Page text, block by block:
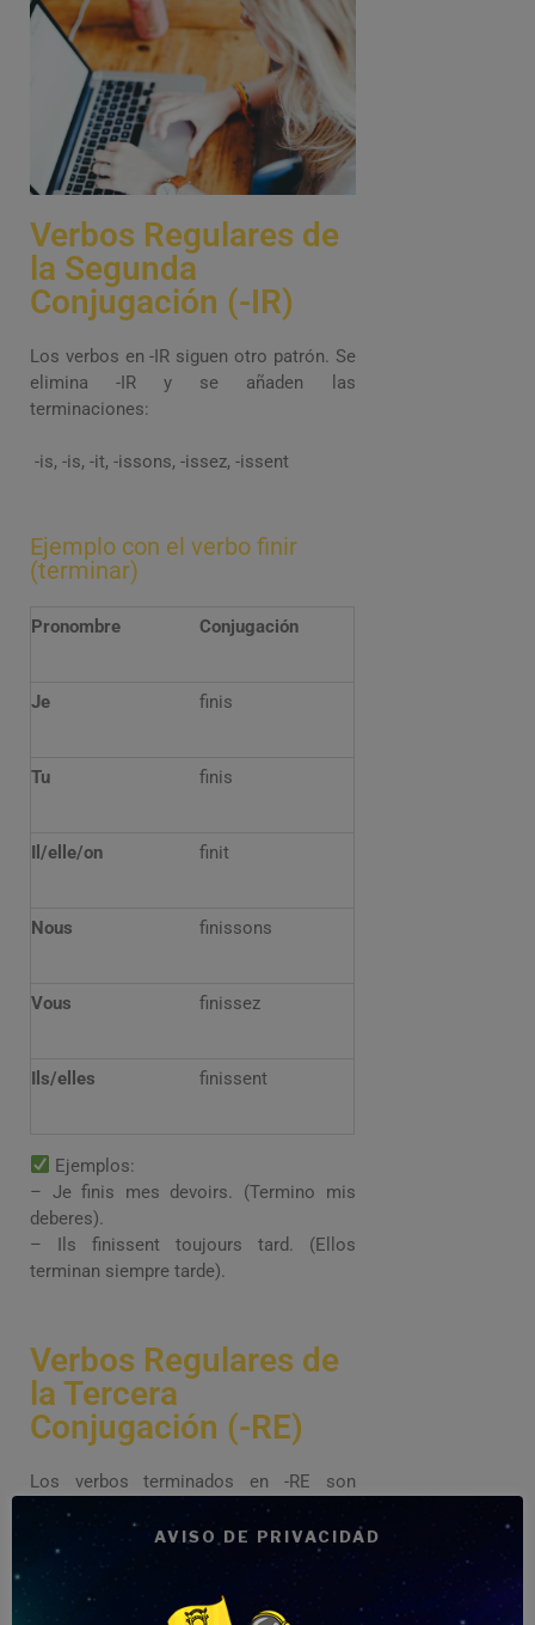
Verbos Regulares de
la Segunda
Conjugación (-IR)
Los verbos en -IR siguen otro patrón. Se
elimina -IR y se añaden las
terminaciones:
-is, -is, -it, -issons, -issez, -issent
Ejemplo con el verbo finir
(terminar)
Pronombre Conjugación
Je finis
Tu finis
Il/elle/on finit
Nous finissons
Vous finissez
Ils/elles finissent
Ejemplos:
– Je finis mes devoirs. (Termino mis
deberes).
– Ils finissent toujours tard. (Ellos
terminan siempre tarde).
Verbos Regulares de
la Tercera
Conjugación (-RE)
Los verbos terminados en -RE son
menos frecuentes y muchos son
irregulares, pero los regulares siguen
este modelo:
-s, -s, —∅, -ons, -ez, -ent
AVISO DE PRIVACIDAD